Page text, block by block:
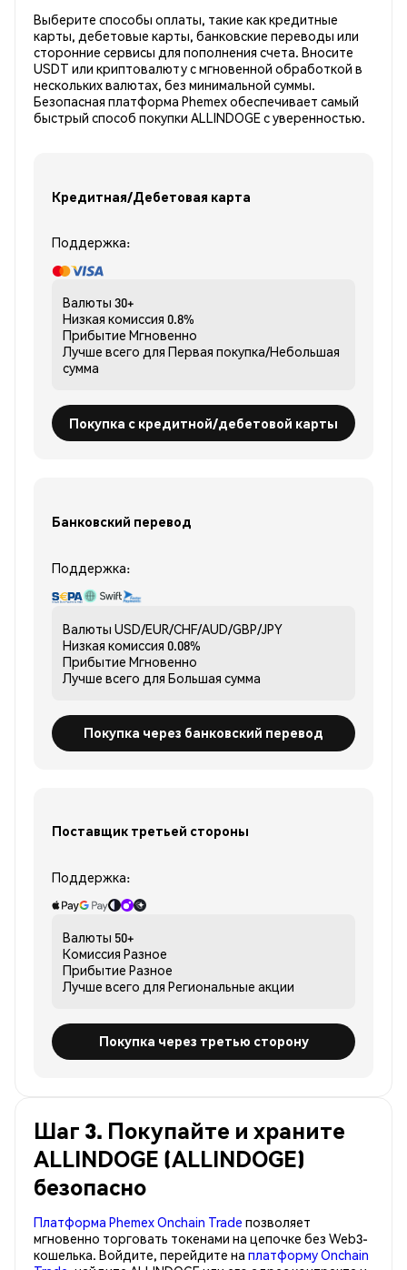
Выберите способы оплаты, такие как кредитные
карты, дебетовые карты, банковские переводы или
сторонние сервисы для пополнения счета. Вносите
USDT или криптовалюту с мгновенной обработкой в
нескольких валютах, без минимальной суммы.
Безопасная платформа Phemex обеспечивает самый
быстрый способ покупки ALLINDOGE с уверенностью.
Кредитная/Дебетовая карта
Поддержка:
Валюты 30+
Низкая комиссия 0.8%
Прибытие Мгновенно
Лучше всего для Первая покупка/Небольшая
сумма
Покупка с кредитной/дебетовой карты
Банковский перевод
Поддержка:
Валюты USD/EUR/CHF/AUD/GBP/JPY
Низкая комиссия 0.08%
Прибытие Мгновенно
Лучше всего для Большая сумма
Покупка через банковский перевод
Поставщик третьей стороны
Поддержка:
Валюты 50+
Комиссия Разное
Прибытие Разное
Лучше всего для Региональные акции
Покупка через третью сторону
Шаг 3. Покупайте и храните
ALLINDOGE (ALLINDOGE)
безопасно
Платформа Phemex Onchain Trade позволяет
мгновенно торговать токенами на цепочке без Web3-
кошелька. Войдите, перейдите на платформу Onchain